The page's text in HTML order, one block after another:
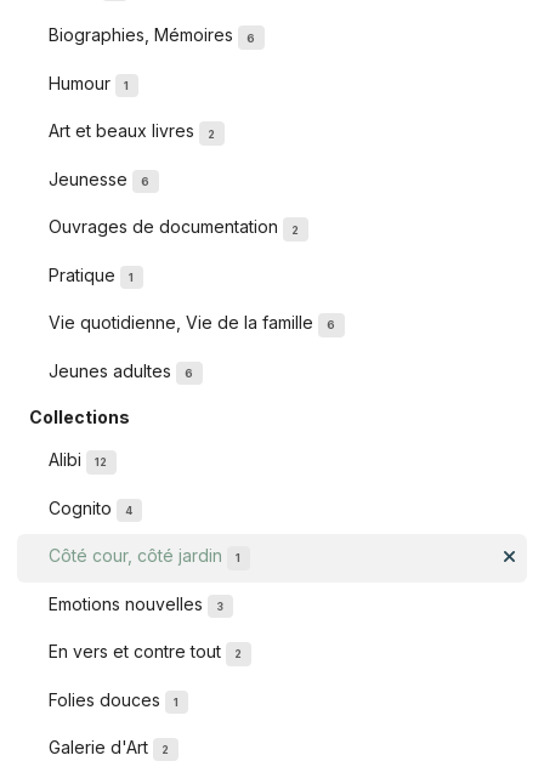
Biographies, Mémoires 6
Humour 1
Art et beaux livres 2
Jeunesse 6
Ouvrages de documentation 2
Pratique 1
Vie quotidienne, Vie de la famille 6
Jeunes adultes 6
Collections
Alibi 12
Cognito 4
Côté cour, côté jardin 1
Emotions nouvelles 3
En vers et contre tout 2
Folies douces 1
Galerie d'Art 2